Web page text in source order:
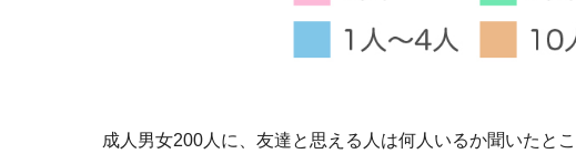
成人男女200人に、友達と思える人は何人いるか聞いたと